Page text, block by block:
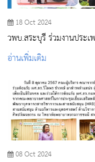
18 Oct 2024
วพบ.สระบุรี ร่วมงานประเพณีตักบาตรข้าวต้มลูกโยน ประจำปี
2567
อ่านเพิ่มเติม
08 Oct 2024